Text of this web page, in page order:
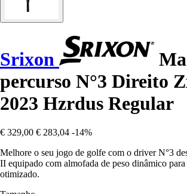
Srixon
percurso N°3 Direito
2023 Hzrdus Regular
€ 329,00 € 283,04 -14%
Melhore o seu jogo de golfe com o driver N°3
II equipado com almofada de peso dinâmico
otimizado.